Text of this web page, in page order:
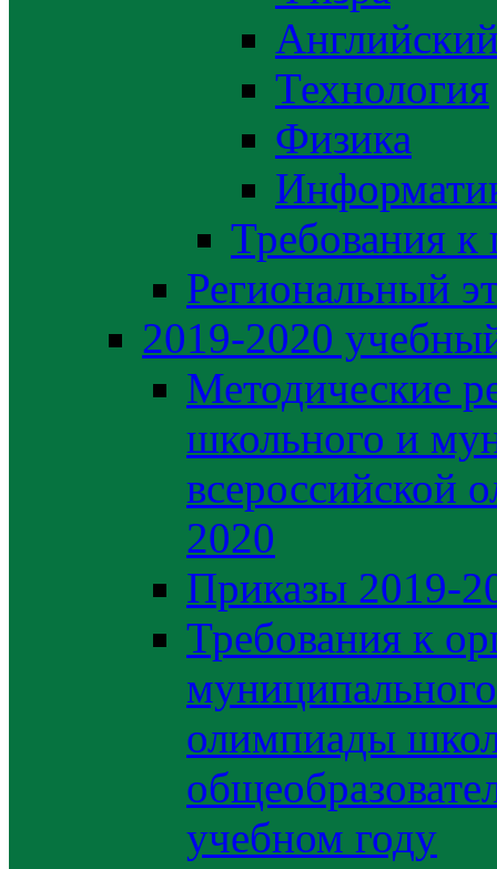
Технология
Физика
Требования
Региональный
2019-2020
Методические
школьного и
всероссийской
2020
Приказы 2019-
Требования к
олимпиады
учебном году